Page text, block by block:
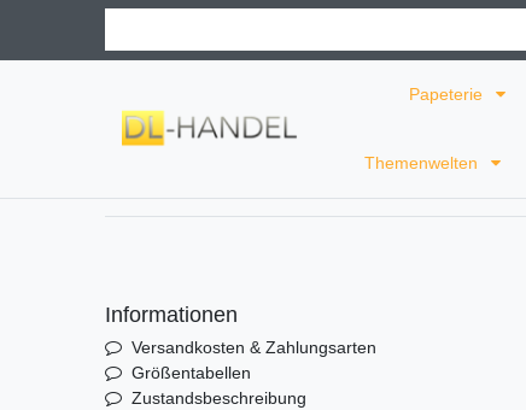
Papeterie
Themenwelten
Informationen
Versandkosten & Zahlungsarten
Größentabellen
Zustandsbeschreibung